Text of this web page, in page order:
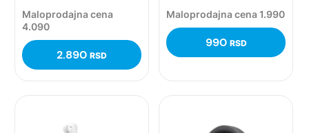
Maloprodajna cena
4.090
2.890 RSD
Maloprodajna cena 1.990
990 RSD